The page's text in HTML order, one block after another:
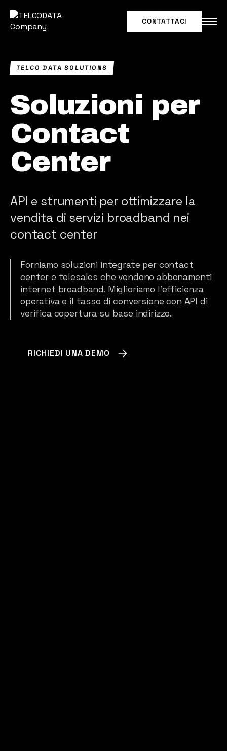
CONTATTACI
TELCO DATA SOLUTIONS
Soluzioni per
Contact
Center
API e strumenti per ottimizzare la
vendita di servizi broadband nei
contact center
Forniamo soluzioni integrate per contact
center e telesales che vendono abbonamenti
internet broadband. Miglioriamo l'efficienza
operativa e il tasso di conversione con API di
verifica copertura su base indirizzo.
RICHIEDI UNA DEMO
CASI D'USO
NETWORK INTELLIGENCE
MARKET INTELLIGENCE
Secondo Federico